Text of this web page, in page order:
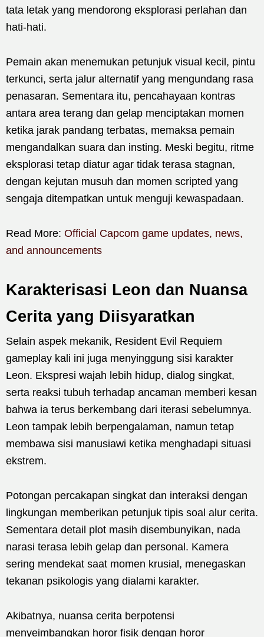
tata letak yang mendorong eksplorasi perlahan dan
hati-hati.
Pemain akan menemukan petunjuk visual kecil, pintu
terkunci, serta jalur alternatif yang mengundang rasa
penasaran. Sementara itu, pencahayaan kontras
antara area terang dan gelap menciptakan momen
ketika jarak pandang terbatas, memaksa pemain
mengandalkan suara dan insting. Meski begitu, ritme
eksplorasi tetap diatur agar tidak terasa stagnan,
dengan kejutan musuh dan momen scripted yang
sengaja ditempatkan untuk menguji kewaspadaan.
Read More: Official Capcom game updates, news,
and announcements
Karakterisasi Leon dan Nuansa
Cerita yang Diisyaratkan
Selain aspek mekanik, Resident Evil Requiem
gameplay kali ini juga menyinggung sisi karakter
Leon. Ekspresi wajah lebih hidup, dialog singkat,
serta reaksi tubuh terhadap ancaman memberi kesan
bahwa ia terus berkembang dari iterasi sebelumnya.
Leon tampak lebih berpengalaman, namun tetap
membawa sisi manusiawi ketika menghadapi situasi
ekstrem.
Potongan percakapan singkat dan interaksi dengan
lingkungan memberikan petunjuk tipis soal alur cerita.
Sementara detail plot masih disembunyikan, nada
narasi terasa lebih gelap dan personal. Kamera
sering mendekat saat momen krusial, menegaskan
tekanan psikologis yang dialami karakter.
Akibatnya, nuansa cerita berpotensi
menyeimbangkan horor fisik dengan horor